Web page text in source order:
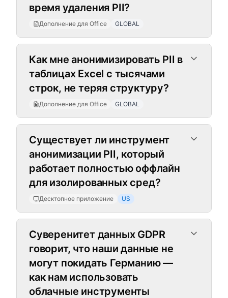
время удаления PII?
Дополнение для Office GLOBAL
Как мне анонимизировать PII в
таблицах Excel с тысячами
строк, не теряя структуру?
Дополнение для Office GLOBAL
Десктопное приложение
Существует ли инструмент
анонимизации PII, который
работает полностью оффлайн
для изолированных сред?
Десктопное приложение US
Суверенитет данных GDPR
говорит, что наши данные не
могут покидать Германию —
как нам использовать
облачные инструменты